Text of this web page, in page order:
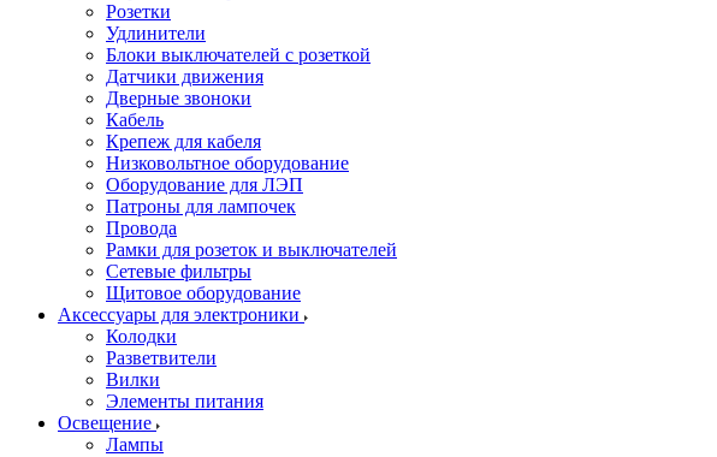
Розетки
Удлинители
Блоки выключателей с розеткой
Датчики движения
Дверные звоноки
Кабель
Крепеж для кабеля
Низковольтное оборудование
Оборудование для ЛЭП
Патроны для лампочек
Провода
Рамки для розеток и выключателей
Сетевые фильтры
Щитовое оборудование
Аксессуары для электроники
Колодки
Разветвители
Вилки
Элементы питания
Освещение
Лампы